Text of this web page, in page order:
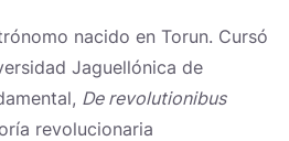
nacido en Torun. Cursó
Jaguellónica de
De revolutionibus
revolucionaria